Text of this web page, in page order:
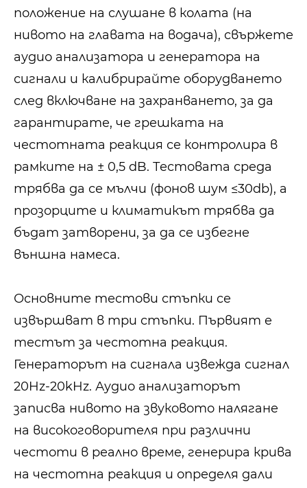
положение на слушане в колата (на
нивото на главата на водача), свържете
аудио анализатора и генератора на
сигнали и калибрирайте оборудването
след включване на захранването, за да
гарантирате, че грешката на
честотната реакция се контролира в
рамките на ± 0,5 dB. Тестовата среда
трябва да се мълчи (фонов шум ≤30db), а
прозорците и климатикът трябва да
бъдат затворени, за да се избегне
външна намеса.
Основните тестови стъпки се
извършват в три стъпки. Първият е
тестът за честотна реакция.
Генераторът на сигнала извежда сигнал
20Hz-20kHz. Аудио анализаторът
записва нивото на звуковото налягане
на високоговорителя при различни
честоти в реално време, генерира крива
на честотна реакция и определя дали